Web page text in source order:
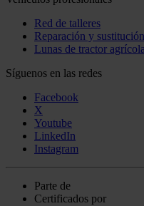
Red de talleres
Reparación y
Lunas de tractor
Síguenos en las redes
Facebook
X
Youtube
LinkedIn
Instagram
Parte de
Certificados por